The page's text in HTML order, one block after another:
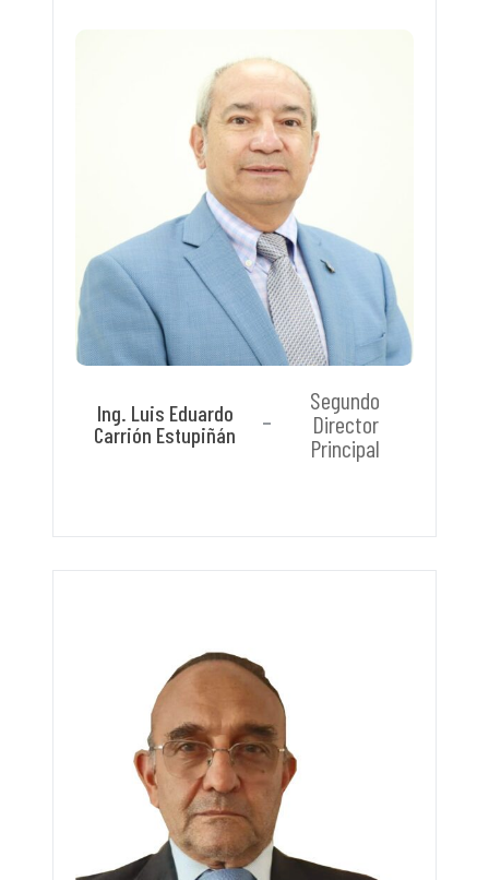
Ing. Luis Eduardo
Carrión Estupiñán
Segundo
Director
Principal